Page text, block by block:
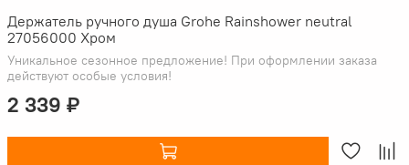
Держатель ручного душа Grohe Rainshower neutral
27056000 Хром
Уникальное сезонное предложение! При оформлении заказа
действуют особые условия!
2 339 ₽